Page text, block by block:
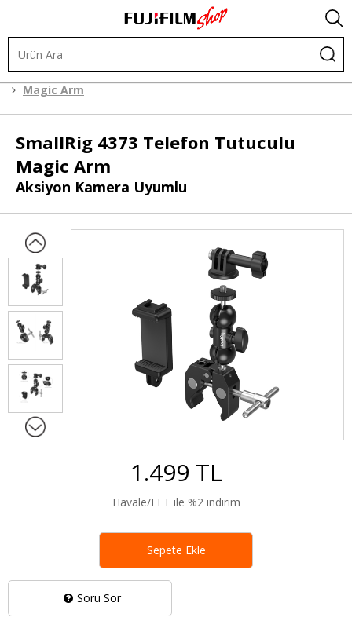
Magic Arm
SmallRig 4373 Telefon Tutuculu
Magic Arm
Aksiyon Kamera Uyumlu
Soru Sor
1.499 TL
Havale/EFT ile %2 indirim
Sepete Ekle